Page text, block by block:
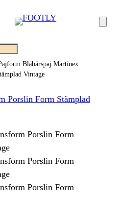
Blåbärspaj Martinex
Vintage